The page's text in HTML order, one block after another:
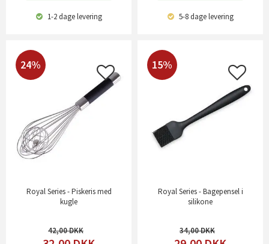
1-2 dagelevering 5-8 dagelevering
24%
Royal Series - Piskeris med
kugle
42,00
15%
Royal Series - Bagepensel i
silikone
34,00